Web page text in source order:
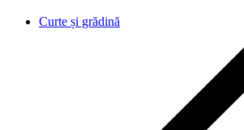
Curte și grădină